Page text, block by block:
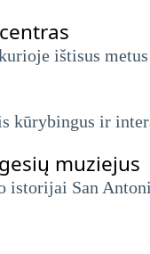
ištisus
kūrybingus ir
muziejus
istorijai San